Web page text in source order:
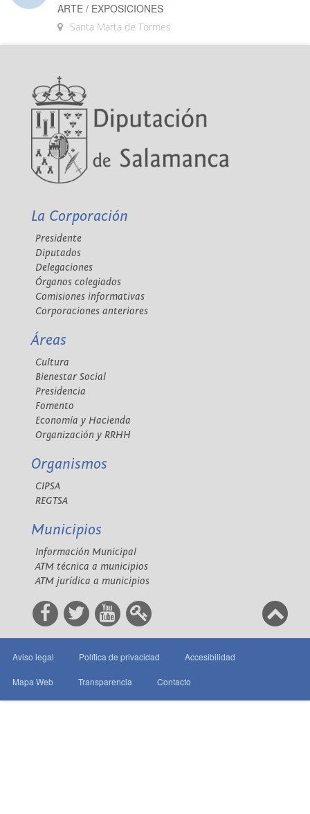
ARTE / EXPOSICIONES
Santa Marta de Tormes
La Corporación
Presidente
Diputados
Delegaciones
Órganos colegiados
Comisiones informativas
Corporaciones anteriores
Áreas
Cultura
Bienestar Social
Presidencia
Fomento
Economía y Hacienda
Organización y RRHH
Organismos
CIPSA
REGTSA
Municipios
Información Municipal
ATM técnica a municipios
ATM jurídica a municipios
Aviso legal Política de privacidad Accesibilidad
Mapa Web Transparencia Contacto